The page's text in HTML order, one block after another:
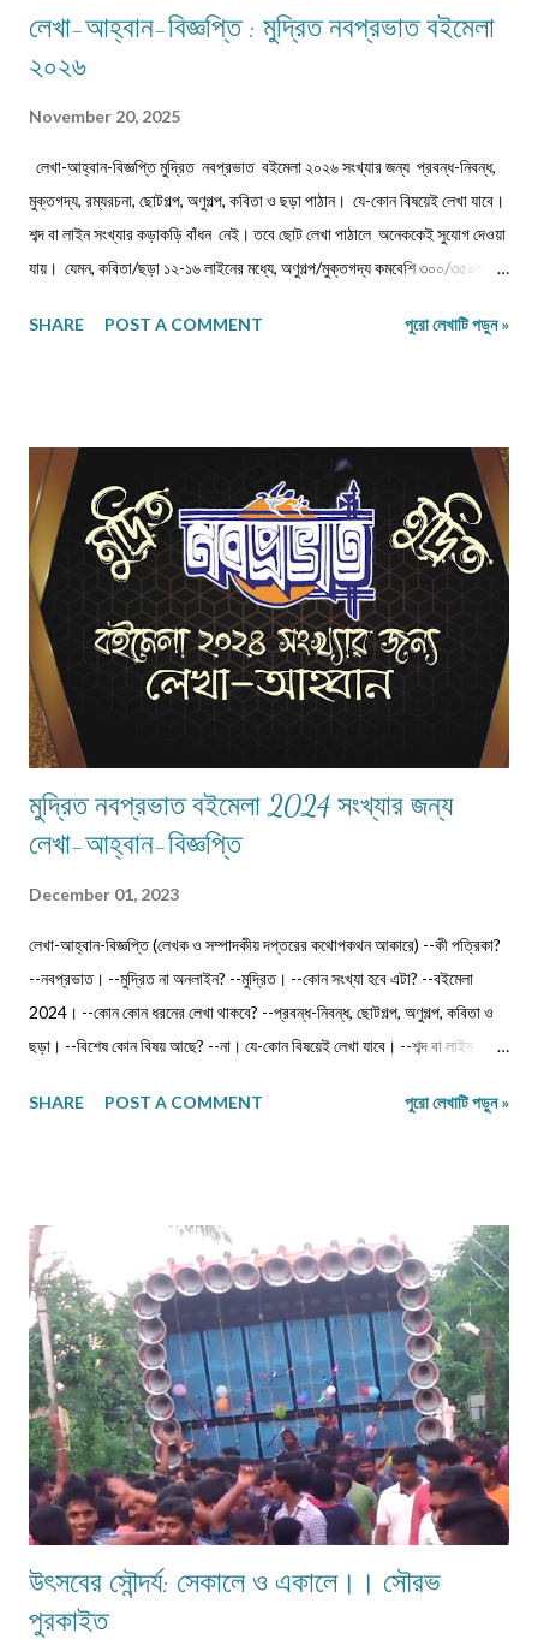
লেখা-আহ্বান-বিজ্ঞপ্তি : মুদ্রিত নবপ্রভাত বইমেলা
২০২৬
November 20, 2025
লেখা-আহ্বান-বিজ্ঞপ্তি মুদ্রিত নবপ্রভাত বইমেলা ২০২৬ সংখ্যার জন্য প্রবন্ধ-নিবন্ধ,
মুক্তগদ্য, রম্যরচনা, ছোটগল্প, অণুগল্প, কবিতা ও ছড়া পাঠান। যে-কোন বিষয়েই লেখা যাবে।
শব্দ বা লাইন সংখ্যার কড়াকড়ি বাঁধন নেই। তবে ছোট লেখা পাঠালে অনেককেই সুযোগ দেওয়া
যায়। যেমন, কবিতা/ছড়া ১২-১৬ লাইনের মধ্যে, অণুগল্প/মুক্তগদ্য কমবেশি ৩০০/৩৫০শব্দে,
'অবশ্যমান্য' নয়। সম্পূর্ণ অপ্রকাশিত লেখা পাঠাতে হবে। মনোনয়নের সুবিধার্থে একাধিক
নম্বর। (ছবি দেওয়ার দরকার নেই।) ১) মেলের সাবজেক্ট লাইনে লিখবেন 'মুদ্রিত নবপ্রভাত
বইমেলা সংখ্যা ২০২৬-এর জন্য'। ২) বানানের দিকে বিশেষ নজর দেবেন। ৩) যতিচিহ্নের
আগে স্পেস না দিয়ে পরে দেবেন। ৪) বিশেষ কোন চিহ্ন (যেমন @ # ...
SHARE POST A COMMENT পুরো লেখাটি পড়ুন »
মুদ্রিত নবপ্রভাত বইমেলা 2024 সংখ্যার জন্য
লেখা-আহ্বান-বিজ্ঞপ্তি
December 01, 2023
লেখা-আহ্বান-বিজ্ঞপ্তি (লেখক ও সম্পাদকীয় দপ্তরের কথোপকথন আকারে) --কী পত্রিকা?
--নবপ্রভাত। --মুদ্রিত না অনলাইন? --মুদ্রিত। --কোন সংখ্যা হবে এটা? --বইমেলা
2024। --কোন কোন ধরনের লেখা থাকবে? --প্রবন্ধ-নিবন্ধ, ছোটগল্প, অণুগল্প, কবিতা ও
ছড়া। --বিশেষ কোন বিষয় আছে? --না। যে-কোন বিষয়েই লেখা যাবে। --শব্দ বা লাইন
14 লাইনের মধ্যে, অণুগল্প কমবেশি 200/250শব্দে)। তাতে অনেককেই সুযোগ দেওয়া যায়।
সপ্তাহে। --লেখা পাঠানোর শেষতারিখ কত? -- 17 ডিসেম্বর 2023। --কীভাবে পাঠাতে
হবে? --মেলবডিতে টাইপ বা পেস্ট করে পাঠাবেন। word ফাইলে পাঠানো যেতে পারে। --
লেখার সঙ্গে কী কী দিতে হবে? --নিজের নাম, ঠিকানা এবং ফোন ও whatsapp নম্বর। (ছবি
দেওয়ার দরকার নেই।) --বিশেষ সতর্কতা কিছু ? --১)মেলের সাবজেক্ট লাইনে লিখবেন '...
SHARE POST A COMMENT পুরো লেখাটি পড়ুন »
উৎসবের সৌন্দর্য: সেকালে ও একালে।। সৌরভ
পুরকাইত